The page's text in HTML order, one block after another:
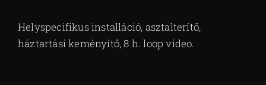
Helyspecifikus installáció, asztalterítő,
háztartási keményítő, 8 h. loop video.